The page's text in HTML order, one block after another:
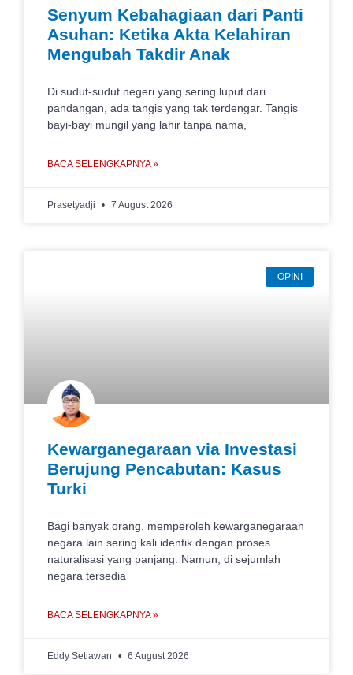
Senyum Kebahagiaan dari Panti
Asuhan: Ketika Akta Kelahiran
Mengubah Takdir Anak
Di sudut-sudut negeri yang sering luput dari
pandangan, ada tangis yang tak terdengar. Tangis
bayi-bayi mungil yang lahir tanpa nama,
BACA SELENGKAPNYA »
Prasetyadji 7 August 2026
OPINI
Kewarganegaraan via Investasi
Berujung Pencabutan: Kasus
Turki
Bagi banyak orang, memperoleh kewarganegaraan
negara lain sering kali identik dengan proses
naturalisasi yang panjang. Namun, di sejumlah
negara tersedia
BACA SELENGKAPNYA »
Eddy Setiawan 6 August 2026